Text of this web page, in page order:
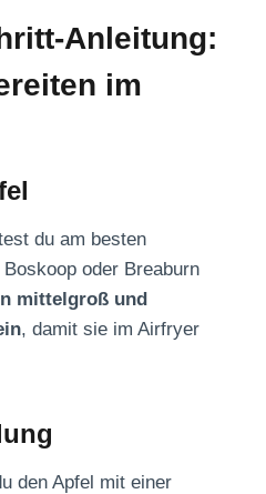
Anleitung:
im
du am besten
oder Breaburn
mittelgroß und
, damit sie im Airfryer
den Apfel mit einer